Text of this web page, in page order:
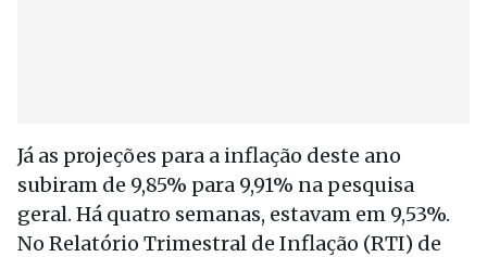
Já as projeções para a inflação deste ano
subiram de 9,85% para 9,91% na pesquisa
geral. Há quatro semanas, estavam em 9,53%.
No Relatório Trimestral de Inflação (RTI) de